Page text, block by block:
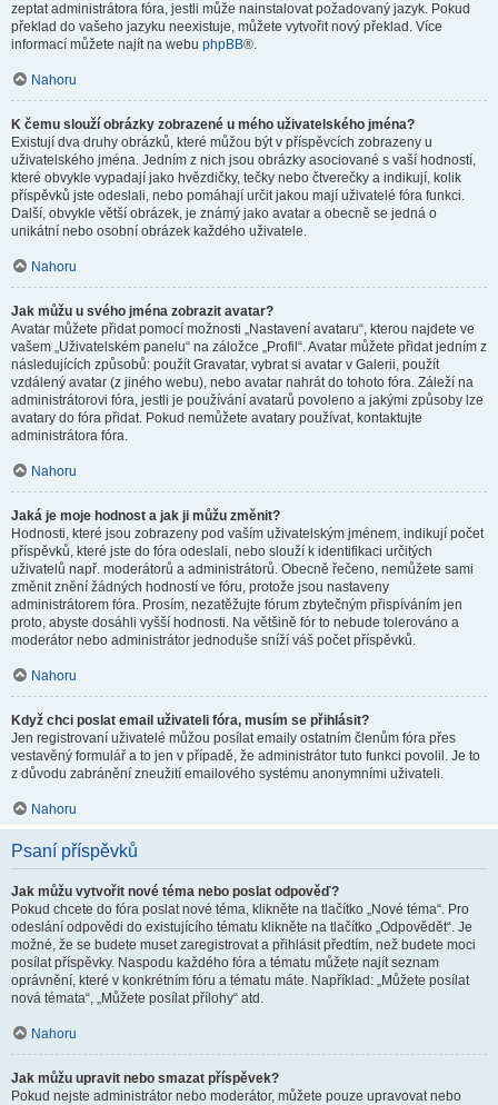
zeptat administrátora fóra, jestli může nainstalovat požadovaný jazyk. Pokud
překlad do vašeho jazyku neexistuje, můžete vytvořit nový překlad. Více
informací můžete najít na webu phpBB®.
Nahoru
K čemu slouží obrázky zobrazené u mého uživatelského jména?
Existují dva druhy obrázků, které můžou být v příspěvcích zobrazeny u
uživatelského jména. Jedním z nich jsou obrázky asociované s vaší hodností,
které obvykle vypadají jako hvězdičky, tečky nebo čtverečky a indikují, kolik
příspěvků jste odeslali, nebo pomáhají určit jakou mají uživatelé fóra funkci.
Další, obvykle větší obrázek, je známý jako avatar a obecně se jedná o
unikátní nebo osobní obrázek každého uživatele.
Nahoru
Jak můžu u svého jména zobrazit avatar?
Avatar můžete přidat pomocí možnosti „Nastavení avataru“, kterou najdete ve
vašem „Uživatelském panelu“ na záložce „Profil“. Avatar můžete přidat jedním z
následujících způsobů: použít Gravatar, vybrat si avatar v Galerii, použít
vzdálený avatar (z jiného webu), nebo avatar nahrát do tohoto fóra. Záleží na
administrátorovi fóra, jestli je používání avatarů povoleno a jakými způsoby lze
avatary do fóra přidat. Pokud nemůžete avatary používat, kontaktujte
administrátora fóra.
Nahoru
Jaká je moje hodnost a jak ji můžu změnit?
Hodnosti, které jsou zobrazeny pod vaším uživatelským jménem, indikují počet
příspěvků, které jste do fóra odeslali, nebo slouží k identifikaci určitých
uživatelů např. moderátorů a administrátorů. Obecně řečeno, nemůžete sami
změnit znění žádných hodností ve fóru, protože jsou nastaveny
administrátorem fóra. Prosím, nezatěžujte fórum zbytečným přispíváním jen
proto, abyste dosáhli vyšší hodnosti. Na většině fór to nebude tolerováno a
moderátor nebo administrátor jednoduše sníží váš počet příspěvků.
Nahoru
Když chci poslat email uživateli fóra, musím se přihlásit?
Jen registrovaní uživatelé můžou posílat emaily ostatním členům fóra přes
vestavěný formulář a to jen v případě, že administrátor tuto funkci povolil. Je to
z důvodu zabránění zneužití emailového systému anonymními uživateli.
Nahoru
Psaní příspěvků
Jak můžu vytvořit nové téma nebo poslat odpověď?
Pokud chcete do fóra poslat nové téma, klikněte na tlačítko „Nové téma“. Pro
odeslání odpovědi do existujícího tématu klikněte na tlačítko „Odpovědět“. Je
možné, že se budete muset zaregistrovat a přihlásit předtím, než budete moci
posílat příspěvky. Naspodu každého fóra a tématu můžete najít seznam
oprávnění, které v konkrétním fóru a tématu máte. Například: „Můžete posílat
nová témata“, „Můžete posílat přílohy“ atd.
Nahoru
Jak můžu upravit nebo smazat příspěvek?
Pokud nejste administrátor nebo moderátor, můžete pouze upravovat nebo